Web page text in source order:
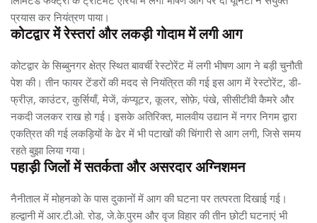
प्रयास कर नियंत्रण पाया।
कोटद्वार में रेस्तरां और लकड़ी गोदाम में लगी आग
कोटद्वार के सिब्बुनगर क्षेत्र स्थित बावर्ची रेस्टोरेंट में लगी भीषण आग ने बड़ी चुनौती
पेश की। तीन फायर टेंडरों की मदद से नियंत्रित की गई इस आग में रेस्टोरेंट, डी-
फ्रीज़, काउंटर, कुर्सियाँ, मेजें, कंप्यूटर, कूलर, सोफ़े, पंखे, सीसीटीवी कैमरे और
नकदी जलकर राख हो गई। इसके अतिरिक्त, मालवीय उद्यान में नगर निगम द्वारा
एकत्रित की गई लकड़ियों के ढेर में भी पटाखों की चिंगारी से आग लगी, जिसे समय
रहते बुझा लिया गया।
पहाड़ी जिलों में सतर्कता और असरदार अग्निशमन
नैनीताल में मोहनको के पास दुकानों में आग की घटना पर तत्परता दिखाई गई।
हल्द्वानी में आर.टी.ओ. रोड, जे.के.पुरम और वृज विहार की तीन छोटी घटनाएं भी